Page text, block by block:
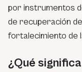
por instrumentos
de recuperación
fortalecimiento de
¿Qué